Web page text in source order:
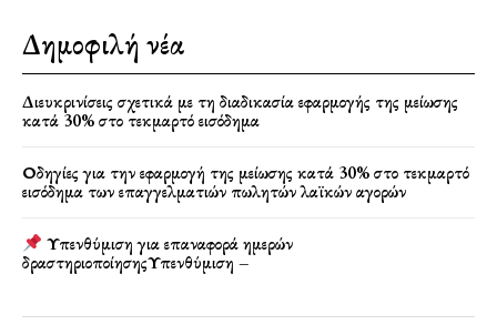
Δημοφιλή νέα
Διευκρινίσεις σχετικά με τη διαδικασία εφαρμογής της μείωσης
κατά 30% στο τεκμαρτό εισόδημα
Οδηγίες για την εφαρμογή της μείωσης κατά 30% στο τεκμαρτό
εισόδημα των επαγγελματιών πωλητών λαϊκών αγορών
Υπενθύμιση για επαναφορά ημερών
δραστηριοποίησηςΥπενθύμιση –